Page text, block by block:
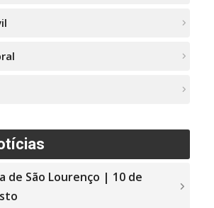
de São Lourenço | 10 de